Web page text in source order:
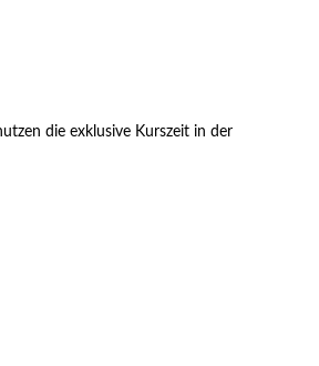
die exklusive Kurszeit in der